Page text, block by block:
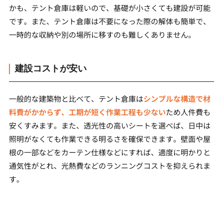
かも、テント倉庫は軽いので、基礎が小さくても建設が可能
です。また、テント倉庫は不要になった際の解体も簡単で、
一時的な収納や別の場所に移すのも難しくありません。
建設コストが安い
一般的な建築物と比べて、テント倉庫はシンプルな構造で材
料費がかからず、工期が短く作業工程も少ないため人件費も
安くすみます。また、透光性の高いシートを選べば、日中は
照明がなくても作業できる明るさを確保できます。壁面や屋
根の一部などをカーテン仕様などにすれば、適度に明かりと
通気性がとれ、光熱費などのランニングコストを抑えられま
す。